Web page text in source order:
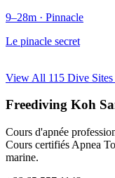
9–28m · Pinnacle
Le pinacle secret
View All 115 Dive
Freediving Koh
Cours d'apnée
Cours certifiés Apnea
marine.